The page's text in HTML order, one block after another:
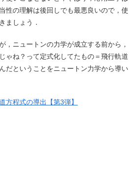
性の理解は後回しでも最悪良いので，使
ましょう．
，ニュートンの力学が成立する前から，
ゃね？って定式化してたもの＝飛行軌道
だということをニュートン力学から導い
方程式の導出【第3弾】